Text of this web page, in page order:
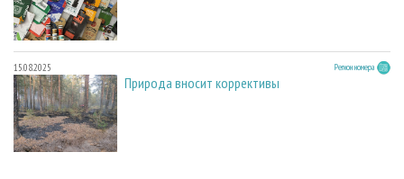
15.08.2025 Регион номера
Природа вносит коррективы